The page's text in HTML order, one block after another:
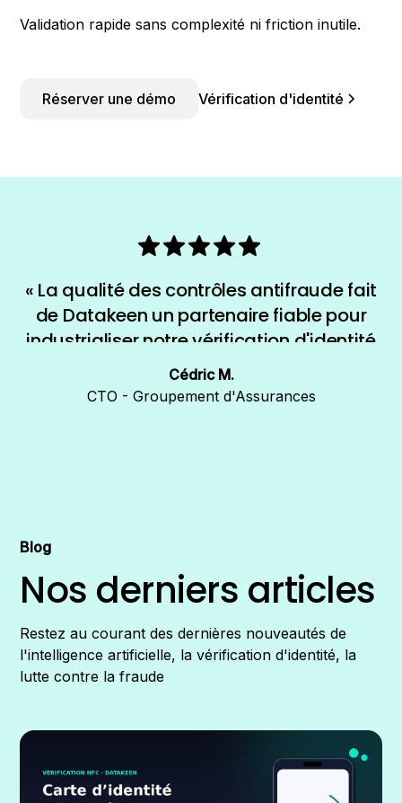
Validation rapide sans complexité ni friction inutile.
Réserver une démo Vérification d'identité
« La qualité des contrôles antifraude fait
de Datakeen un partenaire fiable pour
industrialiser notre vérification d'identité
et de documents. »
Cédric M.
CTO - Groupement d'Assurances
Blog
Nos derniers articles
Restez au courant des dernières nouveautés de
l'intelligence artificielle, la vérification d'identité, la
lutte contre la fraude